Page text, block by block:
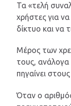
Τα «τελή
χρήστες για
δίκτυο και να
Μέρος των
τους,
πηγαίνει
Όταν o